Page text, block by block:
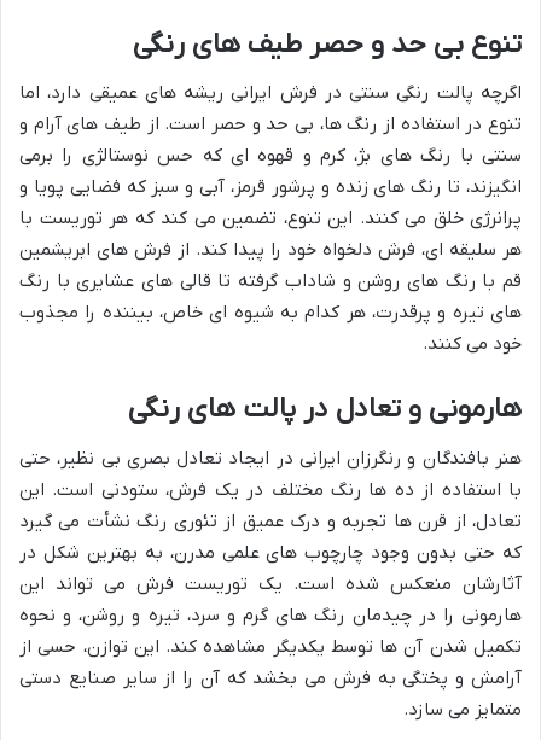
تنوع بی حد و حصر طیف های رنگی
اگرچه پالت رنگی سنتی در فرش ایرانی ریشه های عمیقی دارد، اما
تنوع در استفاده از رنگ ها، بی حد و حصر است. از طیف های آرام و
سنتی با رنگ های بژ، کرم و قهوه ای که حس نوستالژی را برمی
انگیزند، تا رنگ های زنده و پرشور قرمز، آبی و سبز که فضایی پویا و
پرانرژی خلق می کنند. این تنوع، تضمین می کند که هر توریست با
هر سلیقه ای، فرش دلخواه خود را پیدا کند. از فرش های ابریشمین
قم با رنگ های روشن و شاداب گرفته تا قالی های عشایری با رنگ
های تیره و پرقدرت، هر کدام به شیوه ای خاص، بیننده را مجذوب
خود می کنند.
هارمونی و تعادل در پالت های رنگی
هنر بافندگان و رنگرزان ایرانی در ایجاد تعادل بصری بی نظیر، حتی
با استفاده از ده ها رنگ مختلف در یک فرش، ستودنی است. این
تعادل، از قرن ها تجربه و درک عمیق از تئوری رنگ نشأت می گیرد
که حتی بدون وجود چارچوب های علمی مدرن، به بهترین شکل در
آثارشان منعکس شده است. یک توریست فرش می تواند این
هارمونی را در چیدمان رنگ های گرم و سرد، تیره و روشن، و نحوه
تکمیل شدن آن ها توسط یکدیگر مشاهده کند. این توازن، حسی از
آرامش و پختگی به فرش می بخشد که آن را از سایر صنایع دستی
متمایز می سازد.